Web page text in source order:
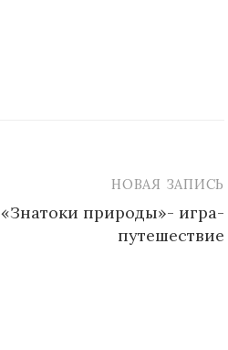
НОВАЯ ЗАПИСЬ
«Знатоки природы»- игра-
путешествие